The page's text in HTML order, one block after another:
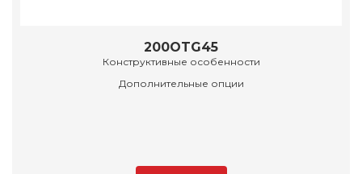
200OTG45
Конструктивные особенности
Дополнительные опции